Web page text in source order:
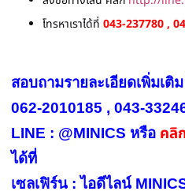
โทรหาเราได้ที่ 043-237780 ,
สอบถามรายละเอียดเพิ่มเติ
062-2010185 , 043-
LINE : @MINICS หรือ คลิ
ได้ที่
เซลเฟิร์น : ไอดีไลน์